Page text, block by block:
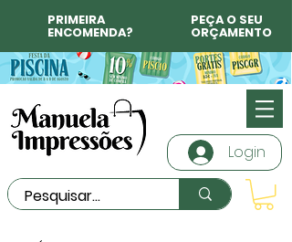
PRIMEIRA
ENCOMENDA?
PEÇA O SEU
ORÇAMENTO
Login